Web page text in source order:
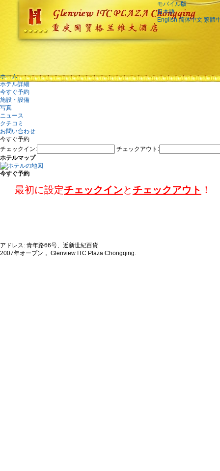
モバイル版
日本語
English 简体中文 繁體
ホーム
ホテル詳細
今すぐ予約
施設・設備
写真
ニュース
クチコミ
お問い合わせ
今すぐ予約
チェックイン:
チェックアウト:
ホテルマップ
今すぐ予約
最初に設定チェックインと チェックアウト ！
アドレス: 青年路66号、近新世紀百貨
2007年オープン， Glenview ITC Plaza Chongqing.